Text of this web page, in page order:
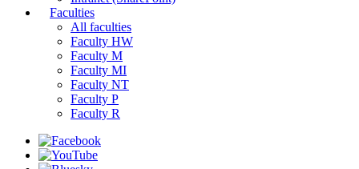
Faculties
All faculties
Faculty HW
Faculty M
Faculty MI
Faculty NT
Faculty P
Faculty R